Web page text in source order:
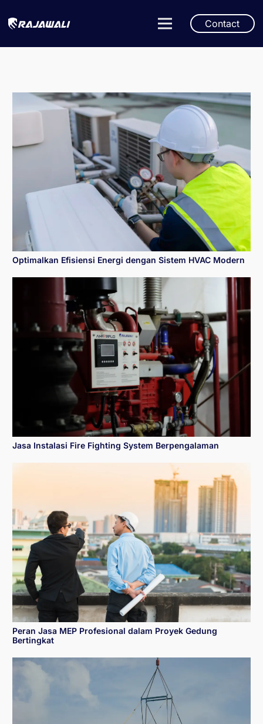
Contact
Optimalkan Efisiensi Energi dengan Sistem HVAC Modern
Jasa Instalasi Fire Fighting System Berpengalaman
Peran Jasa MEP Profesional dalam Proyek Gedung
Bertingkat